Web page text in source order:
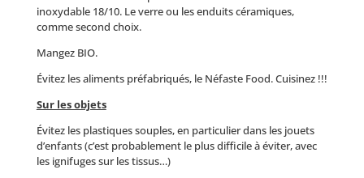
inoxydable 18/10. Le verre ou les enduits céramiques,
comme second choix.
Mangez BIO.
Évitez les aliments préfabriqués, le Néfaste Food. Cuisinez !!!
Sur les objets
Évitez les plastiques souples, en particulier dans les jouets
d’enfants (c’est probablement le plus difficile à éviter, avec
les ignifuges sur les tissus…)